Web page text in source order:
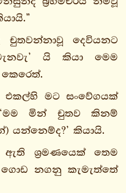
චුතවන්නාවූ දෙවියනට
යි කියා මෙම
එකල්හි මට සංවේගයක්
මින් චුතව කිනම්
කියායි.
ඇති ශ්‍රමණයෙක් තෙම
ගොඩ නගනු කැමැත්තේ